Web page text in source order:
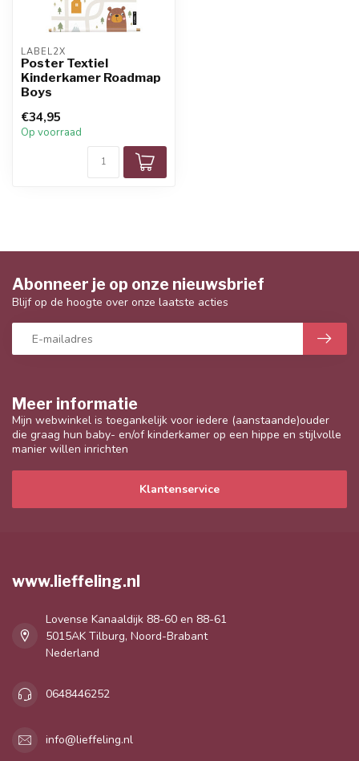
LABEL2X
Poster Textiel
Kinderkamer Roadmap
Boys
€34,95
Op voorraad
Meer informatie
Mijn webwinkel is toegankelijk voor iedere (aanstaande)ouder
die graag hun baby- en/of kinderkamer op een hippe en stijlvolle
manier willen inrichten
Klantenservice
Abonneer je op onze nieuwsbrief
Blijf op de hoogte over onze laatste acties
www.lieffeling.nl
Lovense Kanaaldijk 88-60 en 88-61
5015AK Tilburg, Noord-Brabant
Nederland
0648446252
info@lieffeling.nl